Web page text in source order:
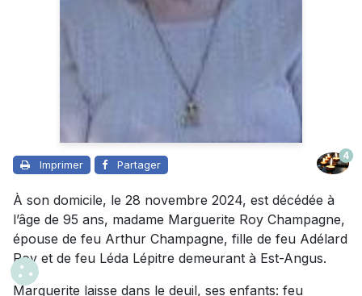
Imprimer Partager
4
À son domicile, le 28 novembre 2024, est décédée à
l’âge de 95 ans, madame Marguerite Roy Champagne,
épouse de feu Arthur Champagne, fille de feu Adélard
Roy et de feu Léda Lépitre demeurant à Est-Angus.
Marguerite laisse dans le deuil, ses enfants: feu